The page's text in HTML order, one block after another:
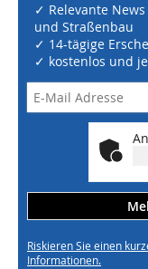
✓ Relevante
und Straßenbau
✓ 14-tägige
✓ kostenlos und
Riskieren Sie einen
Informationen.